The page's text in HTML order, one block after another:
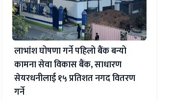
लाभांश घोषणा गर्ने पहिलो बैंक बन्यो
कामना सेवा विकास बैंक, साधारण
सेयरधनीलाई १५ प्रतिशत नगद वितरण
गर्ने